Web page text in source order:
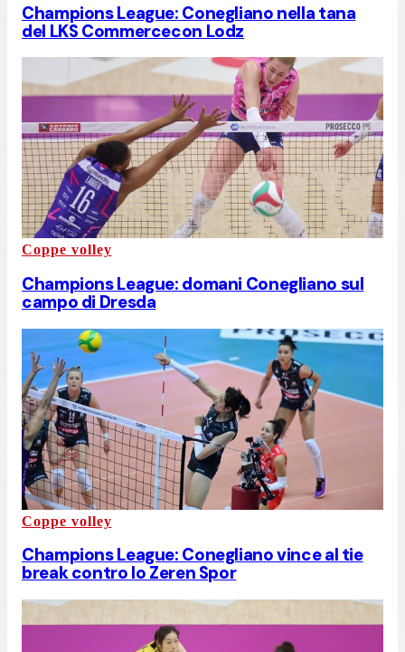
Champions League: Conegliano nella tana
del LKS Commercecon Lodz
Coppe volley
Champions League: domani Conegliano sul
campo di Dresda
Coppe volley
Champions League: Conegliano vince al tie
break contro lo Zeren Spor